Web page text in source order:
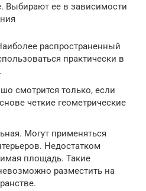
Выбирают ее в зависимости
распространенный
практически в
смотрится только, если
четкие геометрические
Могут применяться
Недостатком
площадь. Такие
разместить на